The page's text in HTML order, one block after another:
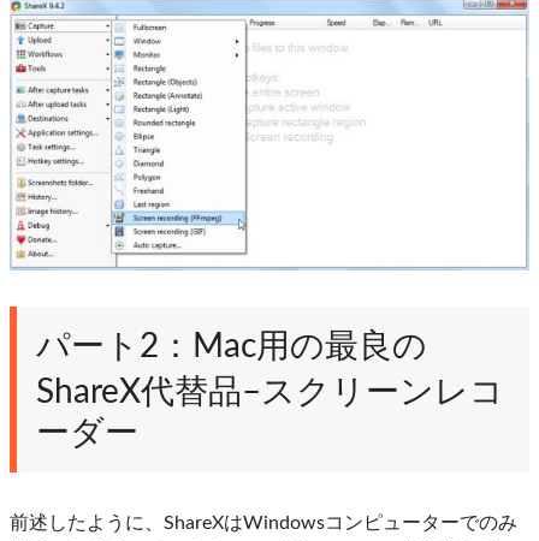
パート2：Mac用の最良の
ShareX代替品–スクリーンレコ
ーダー
前述したように、ShareXはWindowsコンピューターでのみ